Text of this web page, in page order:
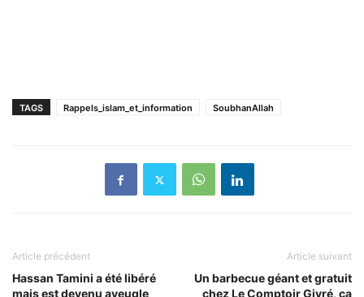
TAGS Rappels_islam_et_information SoubhanAllah
Article précédent
Hassan Tamini a été libéré
mais est devenu aveugle
Article suivant
Un barbecue géant et gratuit
chez Le Comptoir Givré, ça